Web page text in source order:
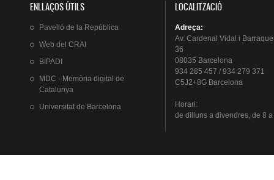
ENLLAÇOS ÚTILS
Pavelló de la República
Web del CRAI
BIPADI
MDC - Memòria digital de
Catalunya
Universitat de Barcelona
LOCALITZACIÓ
Adreça:
Av. Cardenal Vidal i
36
08035 Barcelona
934 285 457 / 934 279 371
C5J2+8G Barcelona
Horari:
de dillunsa divendres, de 8